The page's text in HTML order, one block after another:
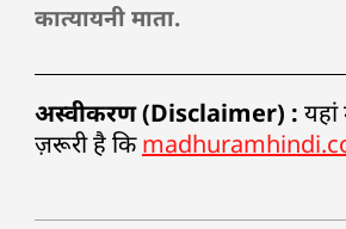
कात्यायनी माता.
अस्वीकरण (Disclaimer) : यहां
ज़रूरी है कि